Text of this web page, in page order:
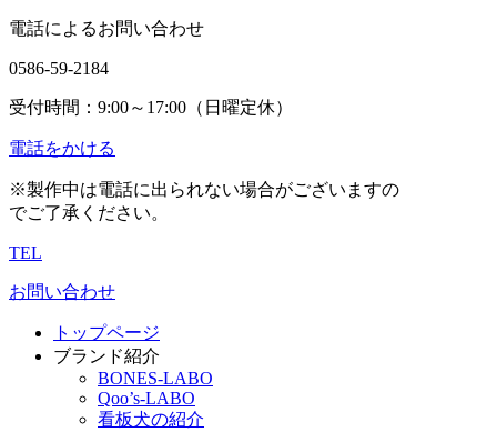
電話によるお問い合わせ
0586-59-2184
受付時間：9:00～17:00（日曜定休）
電話をかける
※製作中は電話に出られない場合がございますの
でご了承ください。
TEL
お問い合わせ
トップページ
ブランド紹介
BONES-LABO
Qoo’s-LABO
看板犬の紹介